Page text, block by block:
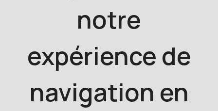
notre
expérience de
navigation en